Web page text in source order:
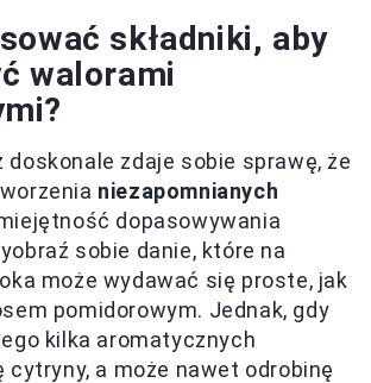
składniki, aby
walorami
doskonale zdaje sobie sprawę, że
niezapomnianych
dopasowywania
sobie danie, które na
może wydawać się proste, jak
pomidorowym. Jednak, gdy
kilka aromatycznych
cytryny, a może nawet odrobinę